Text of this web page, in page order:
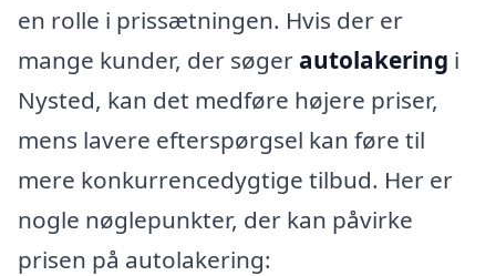
en rolle i prissætningen. Hvis der er
mange kunder, der søger autolakering i
Nysted, kan det medføre højere priser,
mens lavere efterspørgsel kan føre til
mere konkurrencedygtige tilbud. Her er
nogle nøglepunkter, der kan påvirke
prisen på autolakering: